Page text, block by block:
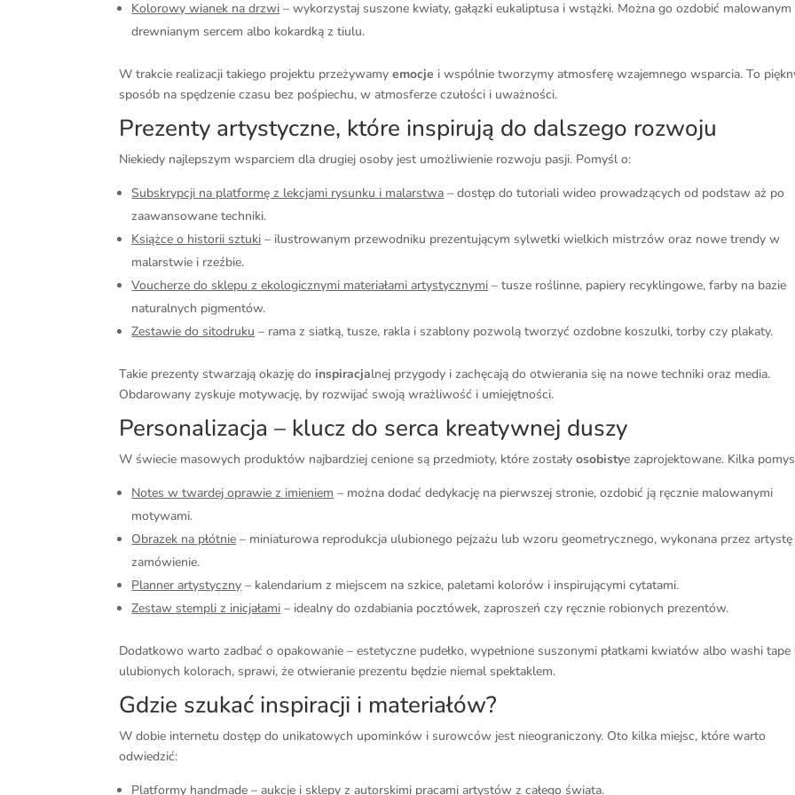
Kolorowy wianek na drzwi – wykorzystaj suszone kwiaty, gałązki eukaliptusa i wstążki. Można go ozdobić malowanym
drewnianym sercem albo kokardką z tiulu.
W trakcie realizacji takiego projektu przeżywamyemocje i wspólnie tworzymy atmosferę wzajemnego wsparcia. To
sposób na spędzenie czasu bez pośpiechu, w atmosferze czułości i uważności.
Prezenty artystyczne, które inspirują do dalszego rozwoju
Niekiedy najlepszym wsparciem dla drugiej osoby jest umożliwienie rozwoju pasji. Pomyśl o:
Subskrypcji na platformę z lekcjami rysunku i malarstwa – dostęp do tutoriali wideo prowadzących od podstaw aż po
zaawansowane techniki.
Książce o historii sztuki – ilustrowanym przewodniku prezentującym sylwetki wielkich mistrzów oraz nowe trendy w
malarstwie i rzeźbie.
Voucherze do sklepu z ekologicznymi materiałami artystycznymi – tusze roślinne, papiery recyklingowe, farby na bazie
naturalnych pigmentów.
Zestawie do sitodruku – rama z siatką, tusze, rakla i szablony pozwolą tworzyć ozdobne koszulki, torby czy plakaty.
Takie prezenty stwarzają okazję doinspiracjalnej przygody i zachęcają do otwierania się na nowe techniki oraz media.
Obdarowany zyskuje motywację, by rozwijać swoją wrażliwość i umiejętności.
Personalizacja – klucz do serca kreatywnej duszy
W świecie masowych produktów najbardziej cenione są przedmioty, które zostałyosobistye zaprojektowane. Kilka
Notes w twardej oprawie z imieniem – można dodać dedykację na pierwszej stronie, ozdobić ją ręcznie malowanymi
motywami.
Obrazek na płótnie – miniaturowa reprodukcja ulubionego pejzażu lub wzoru geometrycznego, wykonana przez artystę
zamówienie.
Planner artystyczny – kalendarium z miejscem na szkice, paletami kolorów i inspirującymi cytatami.
Zestaw stempli z inicjałami – idealny do ozdabiania pocztówek, zaproszeń czy ręcznie robionych prezentów.
Dodatkowo warto zadbać o opakowanie – estetyczne pudełko, wypełnione suszonymi płatkami kwiatów albo washi
ulubionych kolorach, sprawi, że otwieranie prezentu będzie niemal spektaklem.
Gdzie szukać inspiracji i materiałów?
W dobie internetu dostęp do unikatowych upominków i surowców jest nieograniczony. Oto kilka miejsc, które warto
odwiedzić:
Platformy handmade – aukcje i sklepy z autorskimi pracami artystów z całego świata.